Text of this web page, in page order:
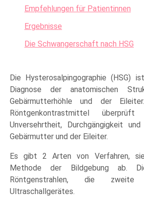
Empfehlungen für Patientinnen
Ergebnisse
Die Schwangerschaft nach HSG
Die Hysterosalpingographie (HSG)
Diagnose der anatomischen
Gebärmutterhöhle und der
Röntgenkontrastmittel
Unversehrtheit, Durchgängigkeit
Gebärmutter und der Eileiter.
Es gibt 2 Arten von Verfahren,
Methode der Bildgebung ab.
Röntgenstrahlen, die
Ultraschallgerätes.